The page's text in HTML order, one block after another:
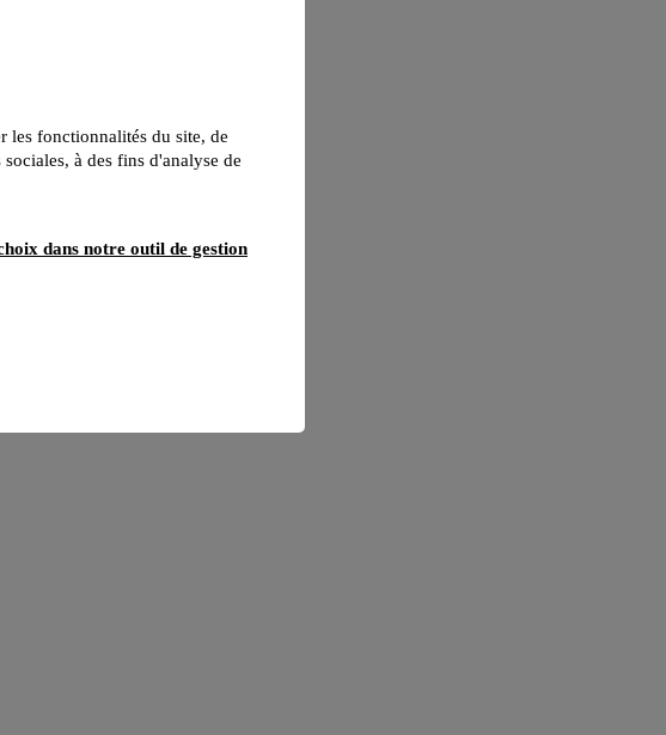
les fonctionnalités du site, de
à des fins d'analyse de
dans notre outil de gestion